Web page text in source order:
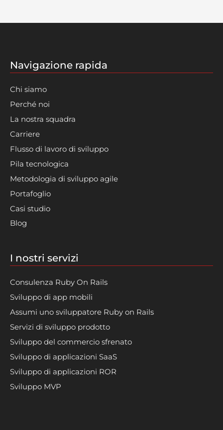
Navigazione rapida
Chi siamo
Perché noi
La nostra squadra
Carriere
Flusso di lavoro di sviluppo
Pila tecnologica
Metodologia di sviluppo agile
Portafoglio
Casi studio
Blog
I nostri servizi
Consulenza Ruby On Rails
Sviluppo di app mobili
Assumi uno sviluppatore Ruby on Rails
Servizi di sviluppo prodotto
Sviluppo del commercio sfrenato
Sviluppo di applicazioni SaaS
Sviluppo di applicazioni ROR
Sviluppo MVP